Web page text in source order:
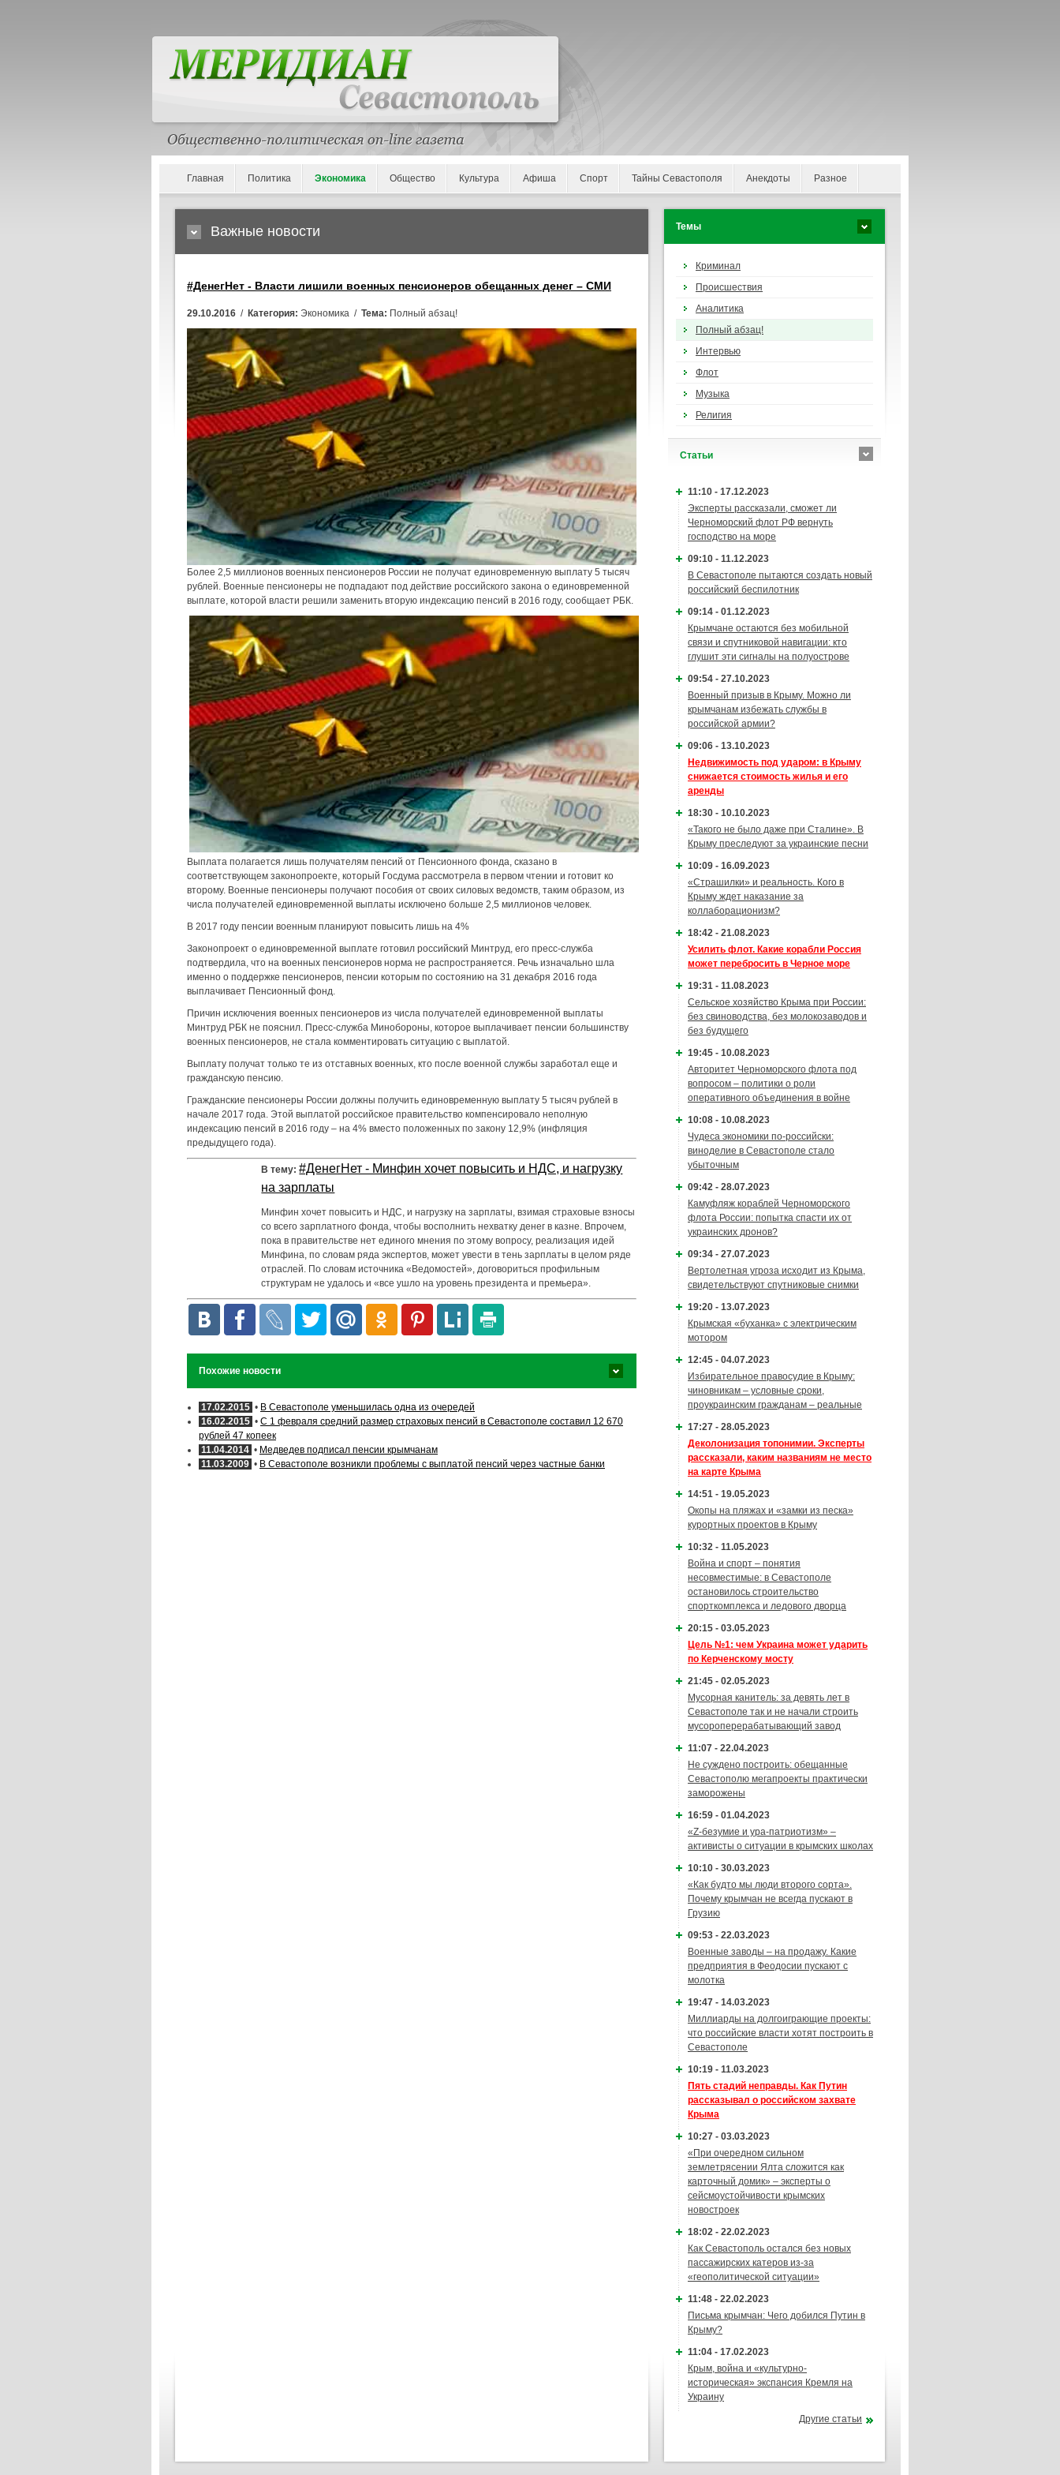
Главная Политика Экономика Общество Культура Афиша Спорт Тайны Севастополя Анекдоты Разное
Важные новости
#ДенегНет - Власти лишили военных пенсионеров обещанных денег – СМИ
29.10.2016 / Категория: Экономика / Тема: Полный абзац!
Более 2,5 миллионов военных пенсионеров России не получат единовременную выплату 5 тысяч
рублей. Военные пенсионеры не подпадают под действие российского закона о единовременной
выплате, которой власти решили заменить вторую индексацию пенсий в 2016 году, сообщает РБК.
Выплата полагается лишь получателям пенсий от Пенсионного фонда, сказано в
соответствующем законопроекте, который Госдума рассмотрела в первом чтении и готовит ко
второму. Военные пенсионеры получают пособия от своих силовых ведомств, таким образом, из
числа получателей единовременной выплаты исключено больше 2,5 миллионов человек.
В 2017 году пенсии военным планируют повысить лишь на 4%
Законопроект о единовременной выплате готовил российский Минтруд, его пресс-служба
подтвердила, что на военных пенсионеров норма не распространяется. Речь изначально шла
именно о поддержке пенсионеров, пенсии которым по состоянию на 31 декабря 2016 года
выплачивает Пенсионный фонд.
Причин исключения военных пенсионеров из числа получателей единовременной выплаты
Минтруд РБК не пояснил. Пресс-служба Минобороны, которое выплачивает пенсии большинству
военных пенсионеров, не стала комментировать ситуацию с выплатой.
Выплату получат только те из отставных военных, кто после военной службы заработал еще и
гражданскую пенсию.
Гражданские пенсионеры России должны получить единовременную выплату 5 тысяч рублей в
начале 2017 года. Этой выплатой российское правительство компенсировало неполную
индексацию пенсий в 2016 году – на 4% вместо положенных по закону 12,9% (инфляция
предыдущего года).
В тему: #ДенегНет - Минфин хочет повысить и НДС, и нагрузку
на зарплаты
Минфин хочет повысить и НДС, и нагрузку на зарплаты, взимая страховые взносы
со всего зарплатного фонда, чтобы восполнить нехватку денег в казне. Впрочем,
пока в правительстве нет единого мнения по этому вопросу, реализация идей
Минфина, по словам ряда экспертов, может увести в тень зарплаты в целом ряде
отраслей. По словам источника «Ведомостей», договориться профильным
структурам не удалось и «все ушло на уровень президента и премьера».
Похожие новости
17.02.2015 • В Севастополе уменьшилась одна из очередей
16.02.2015 • С 1 февраля средний размер страховых пенсий в Севастополе составил 12 670
рублей 47 копеек
11.04.2014 • Медведев подписал пенсии крымчанам
11.03.2009 • В Севастополе возникли проблемы с выплатой пенсий через частные банки
Темы
Криминал
Происшествия
Аналитика
Полный абзац!
Интервью
Флот
Музыка
Религия
Cтатьи
11:10 - 17.12.2023
Эксперты рассказали, сможет ли
Черноморский флот РФ вернуть
господство на море
09:10 - 11.12.2023
В Севастополе пытаются создать новый
российский беспилотник
09:14 - 01.12.2023
Крымчане остаются без мобильной
связи и спутниковой навигации: кто
глушит эти сигналы на полуострове
09:54 - 27.10.2023
Военный призыв в Крыму. Можно ли
крымчанам избежать службы в
российской армии?
09:06 - 13.10.2023
Недвижимость под ударом: в Крыму
снижается стоимость жилья и его
аренды
18:30 - 10.10.2023
«Такого не было даже при Сталине». В
Крыму преследуют за украинские песни
10:09 - 16.09.2023
«Страшилки» и реальность. Кого в
Крыму ждет наказание за
коллаборационизм?
18:42 - 21.08.2023
Усилить флот. Какие корабли Россия
может перебросить в Черное море
19:31 - 11.08.2023
Сельское хозяйство Крыма при России:
без свиноводства, без молокозаводов и
без будущего
19:45 - 10.08.2023
Авторитет Черноморского флота под
вопросом – политики о роли
оперативного объединения в войне
10:08 - 10.08.2023
Чудеса экономики по-российски:
виноделие в Севастополе стало
убыточным
09:42 - 28.07.2023
Камуфляж кораблей Черноморского
флота России: попытка спасти их от
украинских дронов?
09:34 - 27.07.2023
Вертолетная угроза исходит из Крыма,
свидетельствуют спутниковые снимки
19:20 - 13.07.2023
Крымская «буханка» с электрическим
мотором
12:45 - 04.07.2023
Избирательное правосудие в Крыму:
чиновникам – условные сроки,
проукраинским гражданам – реальные
17:27 - 28.05.2023
Деколонизация топонимии. Эксперты
рассказали, каким названиям не место
на карте Крыма
14:51 - 19.05.2023
Окопы на пляжах и «замки из песка»
курортных проектов в Крыму
10:32 - 11.05.2023
Война и спорт – понятия
несовместимые: в Севастополе
остановилось строительство
спорткомплекса и ледового дворца
20:15 - 03.05.2023
Цель №1: чем Украина может ударить
по Керченскому мосту
21:45 - 02.05.2023
Мусорная канитель: за девять лет в
Севастополе так и не начали строить
мусороперерабатывающий завод
11:07 - 22.04.2023
Не суждено построить: обещанные
Севастополю мегапроекты практически
заморожены
16:59 - 01.04.2023
«Z-безумие и ура-патриотизм» –
активисты о ситуации в крымских школах
10:10 - 30.03.2023
«Как будто мы люди второго сорта».
Почему крымчан не всегда пускают в
Грузию
09:53 - 22.03.2023
Военные заводы – на продажу. Какие
предприятия в Феодосии пускают с
молотка
19:47 - 14.03.2023
Миллиарды на долгоиграющие проекты:
что российские власти хотят построить в
Севастополе
10:19 - 11.03.2023
Пять стадий неправды. Как Путин
рассказывал о российском захвате
Крыма
10:27 - 03.03.2023
«При очередном сильном
землетрясении Ялта сложится как
карточный домик» – эксперты о
сейсмоустойчивости крымских
новостроек
18:02 - 22.02.2023
Как Севастополь остался без новых
пассажирских катеров из-за
«геополитической ситуации»
11:48 - 22.02.2023
Письма крымчан: Чего добился Путин в
Крыму?
11:04 - 17.02.2023
Крым, война и «культурно-
историческая» экспансия Кремля на
Украину
Другие статьи